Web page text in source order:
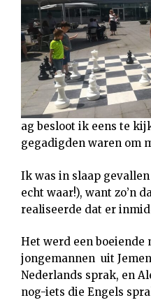
ag besloot ik eens te
gegadigden waren om
Ik was in slaap
echt waar!), want zo’n
realiseerde dat er
Het werd een boeiende
jongemannen uit
Nederlands sprak, en
nog-iets die Engels